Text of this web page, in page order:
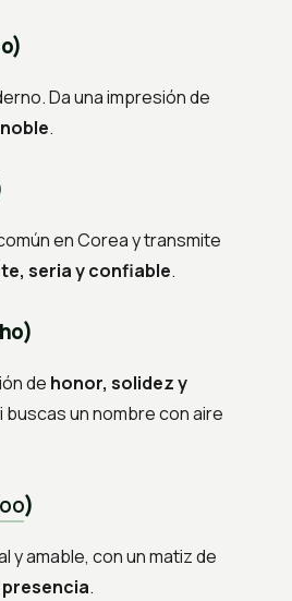
Da una impresión de
.
en Corea y transmite
seria y confiable.
de honor, solidez y
buscas un nombre con aire
)
y amable, con un matiz de
.